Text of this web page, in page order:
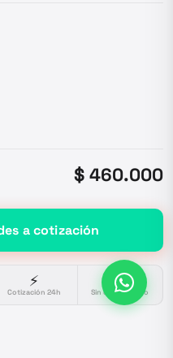
$ 460.000
a cotización
⚡
Cotización 24h
🔒
Sin compromiso